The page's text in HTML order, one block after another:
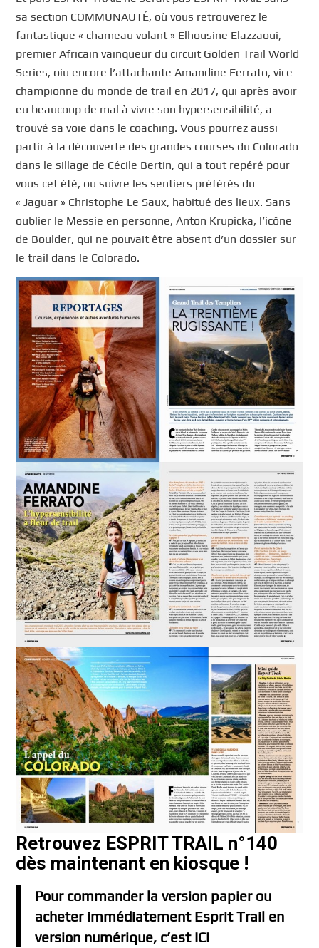
sa section COMMUNAUTÉ, où vous retrouverez le
fantastique « chameau volant » Elhousine Elazzaoui,
premier Africain vainqueur du circuit Golden Trail World
Series, oiu encore l’attachante Amandine Ferrato, vice-
championne du monde de trail en 2017, qui après avoir
eu beaucoup de mal à vivre son hypersensibilité, a
trouvé sa voie dans le coaching. Vous pourrez aussi
partir à la découverte des grandes courses du Colorado
dans le sillage de Cécile Bertin, qui a tout repéré pour
vous cet été, ou suivre les sentiers préférés du
« Jaguar » Christophe Le Saux, habitué des lieux. Sans
oublier le Messie en personne, Anton Krupicka, l’icône
de Boulder, qui ne pouvait être absent d’un dossier sur
le trail dans le Colorado.
Retrouvez ESPRIT TRAIL n°140
dès maintenant en kiosque !
Pour commander la version papier ou
acheter immédiatement Esprit Trail en
version numérique, c’est ICI